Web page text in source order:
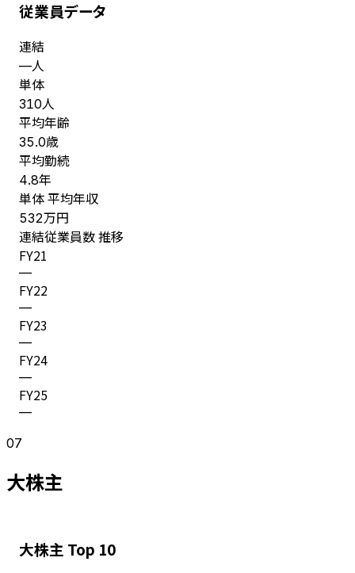
従業員データ
連結
—人
単体
310人
平均年齢
35.0歳
平均勤続
4.8年
単体 平均年収
532万円
連結従業員数 推移
FY21
—
FY22
—
FY23
—
FY24
—
FY25
—
07
大株主
大株主 Top 10